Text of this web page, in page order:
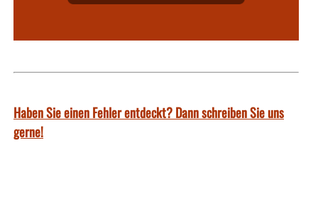
Haben Sie einen Fehler entdeckt? Dann schreiben Sie uns
gerne!